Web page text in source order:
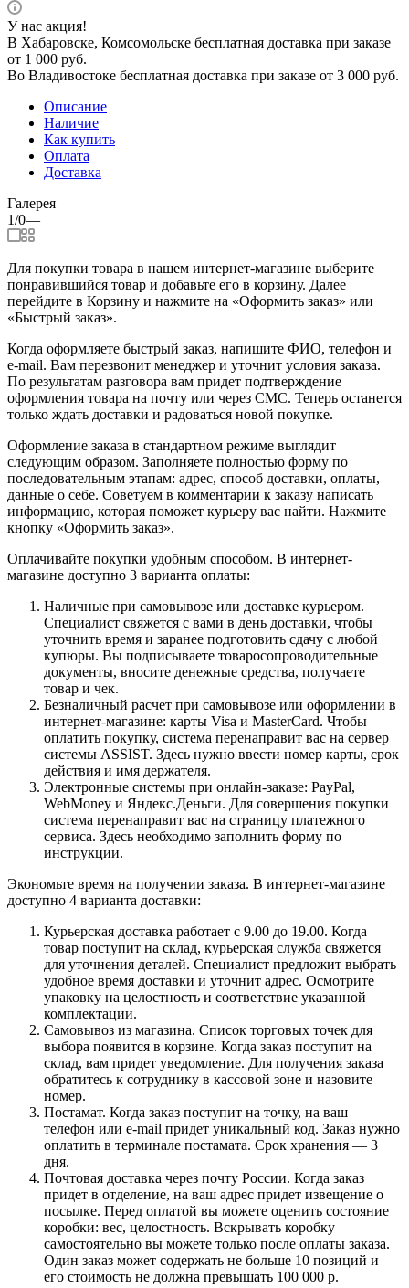
У нас акция!
В Хабаровске, Комсомольске бесплатная доставка при заказе
от 1 000 руб.
Во Владивостоке бесплатная доставка при заказе от 3 000 руб.
Описание
Наличие
Как купить
Оплата
Доставка
Галерея
1/0—
Для покупки товара в нашем интернет-магазине выберите
понравившийся товар и добавьте его в корзину. Далее
перейдите в Корзину и нажмите на «Оформить заказ» или
«Быстрый заказ».
Когда оформляете быстрый заказ, напишите ФИО, телефон и
e-mail. Вам перезвонит менеджер и уточнит условия заказа.
По результатам разговора вам придет подтверждение
оформления товара на почту или через СМС. Теперь останется
только ждать доставки и радоваться новой покупке.
Оформление заказа в стандартном режиме выглядит
следующим образом. Заполняете полностью форму по
последовательным этапам: адрес, способ доставки, оплаты,
данные о себе. Советуем в комментарии к заказу написать
информацию, которая поможет курьеру вас найти. Нажмите
кнопку «Оформить заказ».
Оплачивайте покупки удобным способом. В интернет-
магазине доступно 3 варианта оплаты:
Наличные при самовывозе или доставке курьером.
Специалист свяжется с вами в день доставки, чтобы
уточнить время и заранее подготовить сдачу с любой
купюры. Вы подписываете товаросопроводительные
документы, вносите денежные средства, получаете
товар и чек.
Безналичный расчет при самовывозе или оформлении в
интернет-магазине: карты Visa и MasterCard. Чтобы
оплатить покупку, система перенаправит вас на сервер
системы ASSIST. Здесь нужно ввести номер карты, срок
действия и имя держателя.
Электронные системы при онлайн-заказе: PayPal,
WebMoney и Яндекс.Деньги. Для совершения покупки
система перенаправит вас на страницу платежного
сервиса. Здесь необходимо заполнить форму по
инструкции.
Экономьте время на получении заказа. В интернет-магазине
доступно 4 варианта доставки:
Курьерская доставка работает с 9.00 до 19.00. Когда
товар поступит на склад, курьерская служба свяжется
для уточнения деталей. Специалист предложит выбрать
удобное время доставки и уточнит адрес. Осмотрите
упаковку на целостность и соответствие указанной
комплектации.
Самовывоз из магазина. Список торговых точек для
выбора появится в корзине. Когда заказ поступит на
склад, вам придет уведомление. Для получения заказа
обратитесь к сотруднику в кассовой зоне и назовите
номер.
Постамат. Когда заказ поступит на точку, на ваш
телефон или e-mail придет уникальный код. Заказ нужно
оплатить в терминале постамата. Срок хранения — 3
дня.
Почтовая доставка через почту России. Когда заказ
придет в отделение, на ваш адрес придет извещение о
посылке. Перед оплатой вы можете оценить состояние
коробки: вес, целостность. Вскрывать коробку
самостоятельно вы можете только после оплаты заказа.
Один заказ может содержать не больше 10 позиций и
его стоимость не должна превышать 100 000 р.